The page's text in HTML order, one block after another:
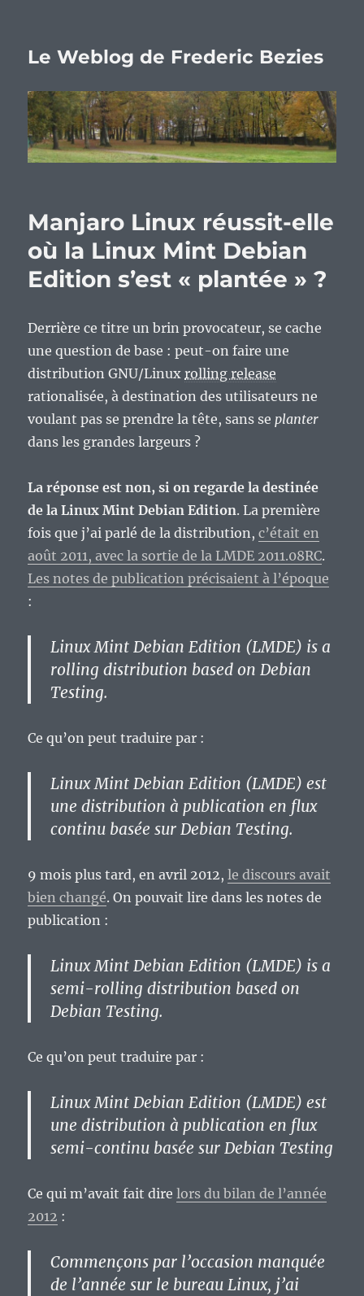
Le Weblog de Frederic Bezies
Manjaro Linux réussit-elle
où la Linux Mint Debian
Edition s’est « plantée » ?
Derrière ce titre un brin provocateur, se cache
une question de base : peut-on faire une
distribution GNU/Linuxrolling release
rationalisée, à destination des utilisateurs ne
voulant pas se prendre la tête, sans seplanter
dans les grandes largeurs ?
La réponse est non, si on regarde la destinée
de la Linux Mint Debian Edition. La première
fois que j’ai parlé de la distribution,c’était en
août 2011, avec la sortie de la LMDE 2011.08RC.
Les notes de publication précisaient à l’époque
:
Linux Mint Debian Edition (LMDE) is a
rolling distribution based on Debian
Testing.
Ce qu’on peut traduire par :
Linux Mint Debian Edition (LMDE) est
une distribution à publication en flux
continu basée sur Debian Testing.
9 mois plus tard, en avril 2012,le discours avait
bien changé. On pouvait lire dans les notes de
publication :
Linux Mint Debian Edition (LMDE) is a
semi-rolling distribution based on
Debian Testing.
Ce qu’on peut traduire par :
Linux Mint Debian Edition (LMDE) est
une distribution à publication en flux
semi-continu basée sur Debian Testing
Ce qui m’avait fait direlors du bilan de l’année
2012 :
Commençons par l’occasion manquée
de l’année sur le bureau Linux, j’ai